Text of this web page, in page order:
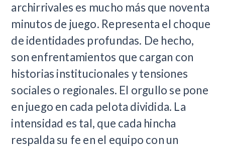
archirrivales es mucho más que noventa
minutos de juego. Representa el choque
de identidades profundas. De hecho,
son enfrentamientos que cargan con
historias institucionales y tensiones
sociales o regionales. El orgullo se pone
en juego en cada pelota dividida. La
intensidad es tal, que cada hincha
respalda su fe en el equipo con un